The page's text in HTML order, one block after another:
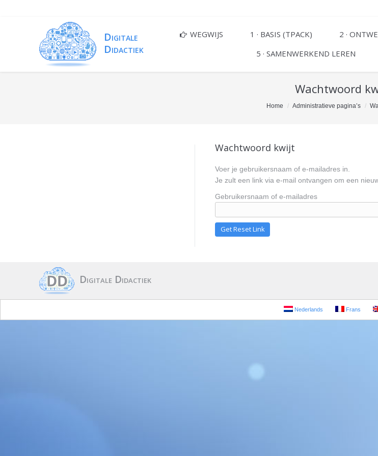
WEGWIJS 1 · BASIS (TPACK) 2 ·
5 · SAMENWERKEND LEREN
Wachtwoord
Home Administratieve pagina’s
Wachtwoord kwijt
Voer je gebruikersnaam of e-mailadres in.
Je zult een link via e-mail ontvangen om een
Gebruikersnaam of e-mailadres
Digitale Didactiek
Nederlands Frans